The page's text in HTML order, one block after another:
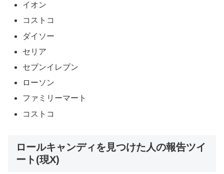
イオン
コストコ
ダイソー
セリア
セブンイレブン
ローソン
ファミリーマート
コストコ
ロールキャンディを見つけた人の報告ツイ
ート(現X)